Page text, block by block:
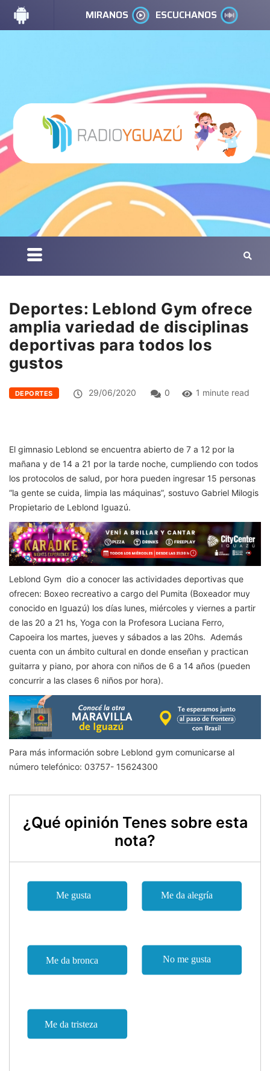
MIRANOS ESCUCHANOS
Deportes: Leblond Gym ofrece
amplia variedad de disciplinas
deportivas para todos los
gustos
DEPORTES 29/06/2020 0 1 minute read
El gimnasio Leblond se encuentra abierto de 7 a 12 por la
mañana y de 14 a 21 por la tarde noche, cumpliendo con todos
los protocolos de salud, por hora pueden ingresar 15 personas
“la gente se cuida, limpia las máquinas”, sostuvo Gabriel Milogis
Propietario de Leblond Iguazú.
Leblond Gym dio a conocer las actividades deportivas que
ofrecen: Boxeo recreativo a cargo del Pumita (Boxeador muy
conocido en Iguazú) los días lunes, miércoles y viernes a partir
de las 20 a 21 hs, Yoga con la Profesora Luciana Ferro,
Capoeira los martes, jueves y sábados a las 20hs. Además
cuenta con un ámbito cultural en donde enseñan y practican
guitarra y piano, por ahora con niños de 6 a 14 años (pueden
concurrir a las clases 6 niños por hora).
Para más información sobre Leblond gym comunicarse al
número telefónico: 03757- 15624300
¿Qué opinión Tenes sobre esta
nota?